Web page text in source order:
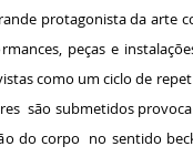
protagonista da arte
peças e
como um ciclo de
são submetidos
do corpo no sentido